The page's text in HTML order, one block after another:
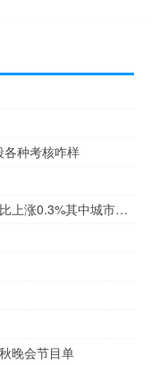
种考核咋样
国家统计局：8月份全国居民消费价格环比上涨0.3%其中城市上涨0.2%农村上涨0.4%；食品价格上涨0.5%非食品价格上涨0.2%；消费品价格上涨0.4%服务价格上涨0.1%
晚会节目单